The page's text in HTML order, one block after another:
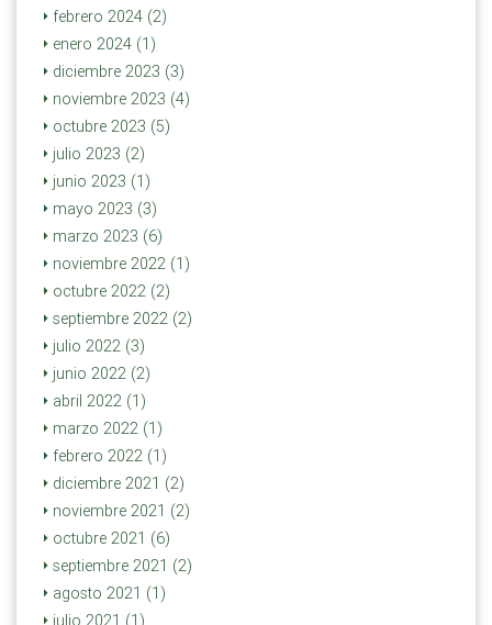
febrero 2024 (2)
enero 2024 (1)
diciembre 2023 (3)
noviembre 2023 (4)
octubre 2023 (5)
julio 2023 (2)
junio 2023 (1)
mayo 2023 (3)
marzo 2023 (6)
noviembre 2022 (1)
octubre 2022 (2)
septiembre 2022 (2)
julio 2022 (3)
junio 2022 (2)
abril 2022 (1)
marzo 2022 (1)
febrero 2022 (1)
diciembre 2021 (2)
noviembre 2021 (2)
octubre 2021 (6)
septiembre 2021 (2)
agosto 2021 (1)
julio 2021 (1)